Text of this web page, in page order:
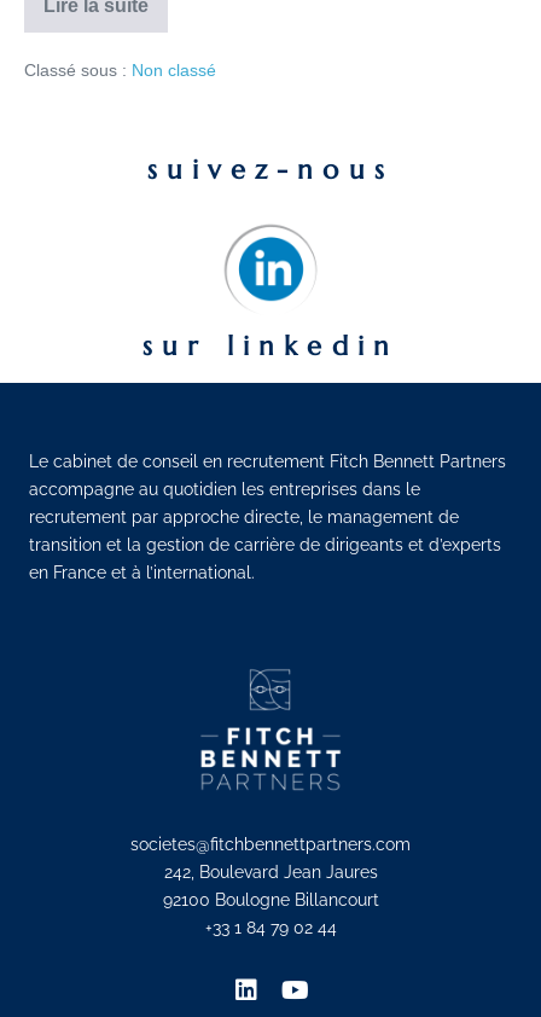
Lire la suite
Classé sous : Non classé
suivez-nous
sur linkedin
Le cabinet de conseil en recrutement Fitch Bennett Partners
accompagne au quotidien les entreprises dans le
recrutement par approche directe, le management de
transition et la gestion de carrière de dirigeants et d’experts
en France et à l’international.
societes@fitchbennettpartners.com
242, Boulevard Jean Jaures
92100 Boulogne Billancourt
+33 1 84 79 02 44